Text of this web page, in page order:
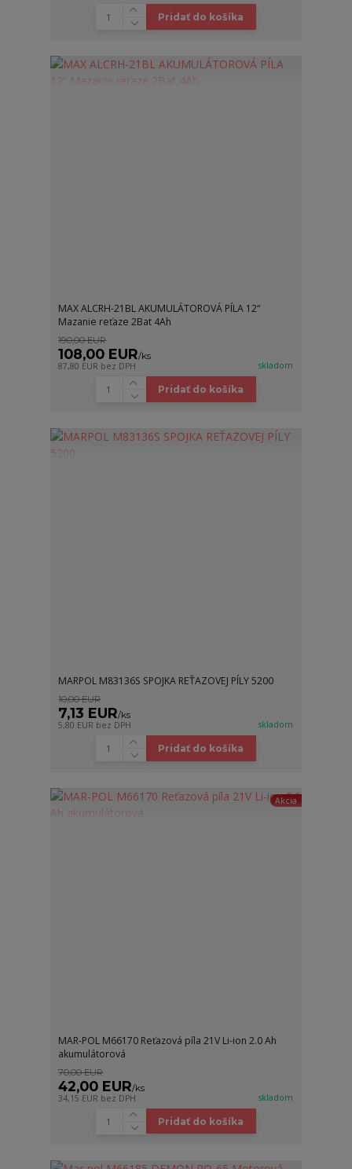
Pridať do košíka
MAX ALCRH-21BL AKUMULÁTOROVÁ PÍLA 12“
Mazanie reťaze 2Bat 4Ah
190,00 EUR
108,00 EUR/ks
87,80 EUR bez DPH skladom
Pridať do košíka
MARPOL M83136S SPOJKA REŤAZOVEJ PÍLY 5200
10,00 EUR
7,13 EUR/ks
5,80 EUR bez DPH skladom
Pridať do košíka
Akcia
MAR-POL M66170 Reťazová píla 21V Li-ion 2.0 Ah
akumulátorová
70,00 EUR
42,00 EUR/ks
34,15 EUR bez DPH skladom
Pridať do košíka